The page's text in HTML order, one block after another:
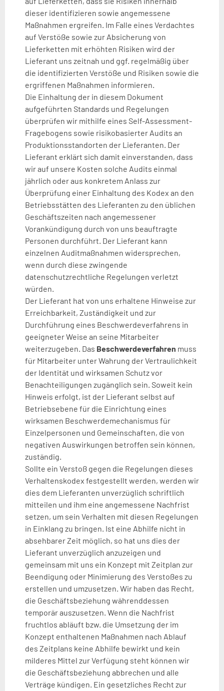
dieser identifizieren sowie angemessene
Maßnahmen ergreifen. Im Falle eines Verdachtes
auf Verstöße sowie zur Absicherung von
Lieferketten mit erhöhten Risiken wird der
Lieferant uns zeitnah und ggf. regelmäßig über
die identifizierten Verstöße und Risiken sowie die
ergriffenen Maßnahmen informieren.
Die Einhaltung der in diesem Dokument
aufgeführten Standards und Regelungen
überprüfen wir mithilfe eines Self-Assessment-
Fragebogens sowie risikobasierter Audits an
Produktionsstandorten der Lieferanten. Der
Lieferant erklärt sich damit einverstanden, dass
wir auf unsere Kosten solche Audits einmal
jährlich oder aus konkretem Anlass zur
Überprüfung einer Einhaltung des Kodex an den
Betriebsstätten des Lieferanten zu den üblichen
Geschäftszeiten nach angemessener
Vorankündigung durch von uns beauftragte
Personen durchführt. Der Lieferant kann
einzelnen Auditmaßnahmen widersprechen,
wenn durch diese zwingende
datenschutzrechtliche Regelungen verletzt
würden.
Der Lieferant hat von uns erhaltene Hinweise zur
Erreichbarkeit, Zuständigkeit und zur
Durchführung eines Beschwerdeverfahrens in
geeigneter Weise an seine Mitarbeiter
weiterzugeben. Das Beschwerdeverfahren muss
für Mitarbeiter unter Wahrung der Vertraulichkeit
der Identität und wirksamen Schutz vor
Benachteiligungen zugänglich sein. Soweit kein
Hinweis erfolgt, ist der Lieferant selbst auf
Betriebsebene für die Einrichtung eines
wirksamen Beschwerdemechanismus für
Einzelpersonen und Gemeinschaften, die von
negativen Auswirkungen betroffen sein können,
zuständig.
Sollte ein Verstoß gegen die Regelungen dieses
Verhaltenskodex festgestellt werden, werden wir
dies dem Lieferanten unverzüglich schriftlich
mitteilen und ihm eine angemessene Nachfrist
setzen, um sein Verhalten mit diesen Regelungen
in Einklang zu bringen. Ist eine Abhilfe nicht in
absehbarer Zeit möglich, so hat uns dies der
Lieferant unverzüglich anzuzeigen und
gemeinsam mit uns ein Konzept mit Zeitplan zur
Beendigung oder Minimierung des Verstoßes zu
erstellen und umzusetzen. Wir haben das Recht,
die Geschäftsbeziehung währenddessen
temporär auszusetzen. Wenn die Nachfrist
fruchtlos abläuft bzw. die Umsetzung der im
Konzept enthaltenen Maßnahmen nach Ablauf
des Zeitplans keine Abhilfe bewirkt und kein
milderes Mittel zur Verfügung steht können wir
die Geschäftsbeziehung abbrechen und alle
Verträge kündigen. Ein gesetzliches Recht zur